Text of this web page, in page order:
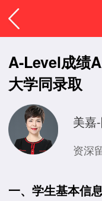
A-Level成绩
大学同录取
美嘉
资深
一、学生基本信